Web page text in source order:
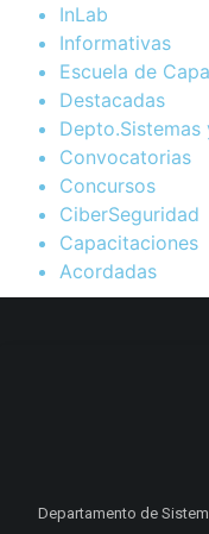
InLab
Informativas
Escuela de
Destacadas
Convocatorias
Concursos
CiberSeguridad
Capacitaciones
Acordadas
Departamento de